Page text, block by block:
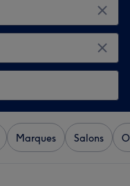
Marques Salons